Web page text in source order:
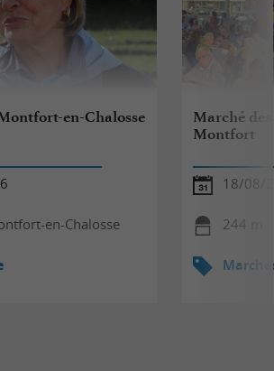
en-Chalosse
en-Chalosse
Marché
Montfort
18/08/
244 m